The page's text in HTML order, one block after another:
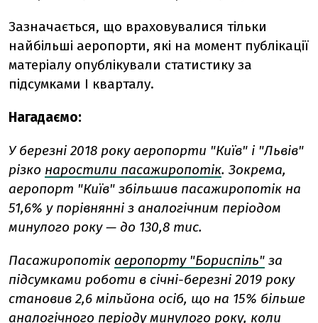
Зазначається, що враховувалися тільки
найбільші аеропорти, які на момент публікації
матеріалу опублікували статистику за
підсумками I кварталу.
Нагадаємо:
У березні 2018 року аеропорти "Київ" і "Львів"
різко наростили пасажиропотік. Зокрема,
аеропорт "Київ" збільшив пасажиропотік на
51,6% у порівнянні з аналогічним періодом
минулого року — до 130,8 тис.
Пасажиропотік аеропорту "Бориспіль" за
підсумками роботи в січні-березні 2019 року
становив 2,6 мільйона осіб, що на 15% більше
аналогічного періоду минулого року, коли